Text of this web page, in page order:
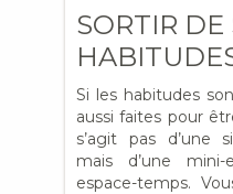
SORTIR DE
Si les habitudes
aussi faites pour
s’agit pas d’une
mais d’une
espace-temps.